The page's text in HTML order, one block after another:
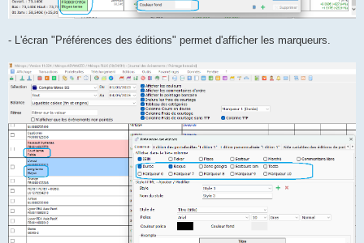
- L'écran "Préférences des éditions" permet d'afficher les marqueurs.